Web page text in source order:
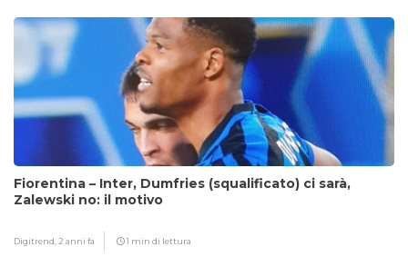
Fiorentina – Inter, Dumfries (squalificato) ci sarà,
Zalewski no: il motivo
Digitrend, 2 anni fa 1 min di lettura